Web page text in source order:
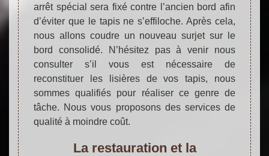
arrêt spécial sera fixé contre l’ancien bord afin
d’éviter que le tapis ne s’effiloche. Après cela,
nous allons coudre un nouveau surjet sur le
bord consolidé. N’hésitez pas à venir nous
consulter s’il vous est nécessaire de
reconstituer les lisières de vos tapis, nous
sommes qualifiés pour réaliser ce genre de
tâche. Nous vous proposons des services de
qualité à moindre coût.
La restauration et la